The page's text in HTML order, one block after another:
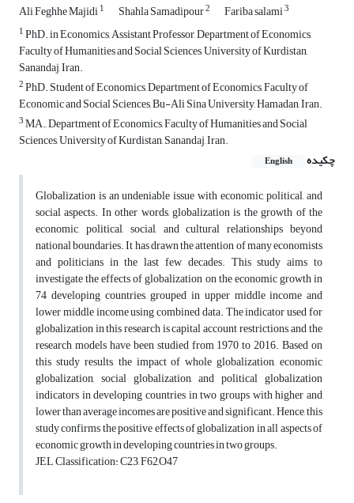
Ali Feghhe Majidi1 Shahla Samadipour2 Fariba salami3
1PhD. in Economics, Assistant Professor, Department of Economics,
Faculty of Humanities and Social Sciences, University of Kurdistan,
Sanandaj, Iran.
2PhD. Student of Economics, Department of Economics, Faculty of
Economic and Social Sciences, Bu-Ali Sina University, Hamadan, Iran.
3MA., Department of Economics, Faculty of Humanities and Social
Sciences, University of Kurdistan, Sanandaj, Iran.
چکیده
English
Globalization is an undeniable issue with economic, political, and
social aspects. In other words, globalization is the growth of the
economic, political, social, and cultural relationships beyond
national boundaries. It has drawn the attention of many economists
and politicians in the last few decades. This study aims to
investigate the effects of globalization on the economic growth in
74 developing countries, grouped in upper middle income and
lower middle income using combined data. The indicator used for
globalization in this research is capital account restrictions, and the
research models have been studied from 1970 to 2016. Based on
this study results, the impact of whole globalization, economic
globalization, social globalization, and political globalization
indicators in developing countries in two groups with higher and
lower than average incomes are positive and significant. Hence, this
study confirms the positive effects of globalization in all aspects of
economic growth in developing countries in two groups.
JEL Classification: C23, F62,O47